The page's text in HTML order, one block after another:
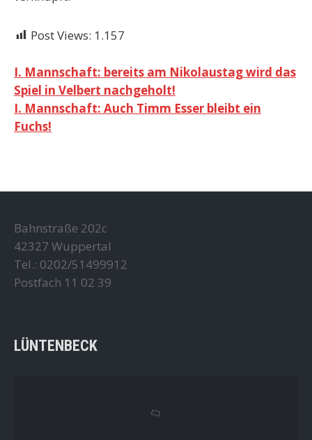
Post Views: 1.157
Beitragsnavigation
I. Mannschaft: bereits am Nikolaustag wird das
Spiel in Velbert nachgeholt!
I. Mannschaft: Auch Timm Esser bleibt ein
Fuchs!
Bahnstraße 202c
42327 Wuppertal
Tel.: 0202/51499912
Postfach 11 02 39
LÜNTENBECK